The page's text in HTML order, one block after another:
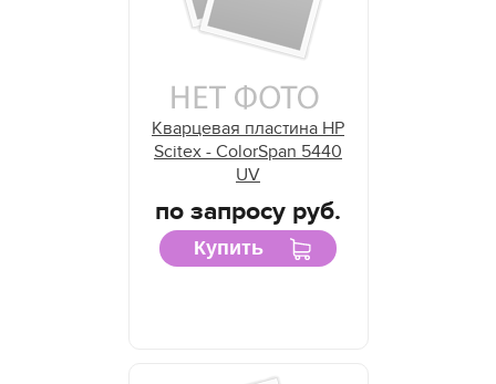
Кварцевая пластина HP
Scitex - ColorSpan 5440
UV
по запросу руб.
Купить